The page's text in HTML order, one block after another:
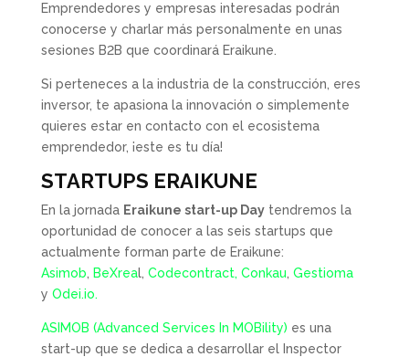
Emprendedores y empresas interesadas podrán
conocerse y charlar más personalmente en unas
sesiones B2B que coordinará Eraikune.
Si perteneces a la industria de la construcción, eres
inversor, te apasiona la innovación o simplemente
quieres estar en contacto con el ecosistema
emprendedor, ¡este es tu día!
STARTUPS ERAIKUNE
En la jornada Eraikune start-up Daytendremos la
oportunidad de conocer a las seis startups que
actualmente forman parte de Eraikune:
Asimob
BeXreal, Codecontract, Conkau Gestioma
y Odei.io.
ASIMOB (Advanced Services In MOBility) es una
start-up que se dedica a desarrollar el Inspector